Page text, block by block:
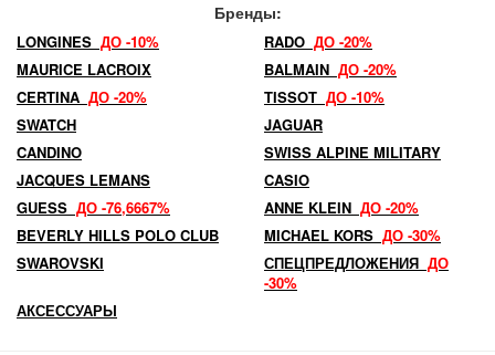
Бренды:
LONGINES ДО -10% RADO ДО -20%
MAURICE LACROIX
BALMAIN ДО -20%
CERTINA ДО -20% TISSOT ДО -10%
SWATCH
JAGUAR
CANDINO
SWISS ALPINE MILITARY
JACQUES LEMANS
CASIO
GUESS ДО -76,6667% ANNE KLEIN ДО -20%
BEVERLY HILLS POLO CLUB
MICHAEL KORS ДО -30%
SWAROVSKI
СПЕЦПРЕДЛОЖЕНИЯ ДО
-30%
АКСЕССУАРЫ